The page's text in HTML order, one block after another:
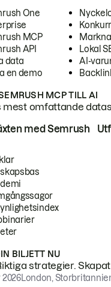
One
MCP
API
data
en demo
Lokal
AI-
MCP TILL AI
mest omfattande
med Semrush
BILJETT NU
strategier.
2026London,